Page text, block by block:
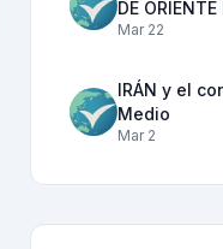
DE ORIENTE
Mar 22
IRÁN y el
Medio
Mar 2